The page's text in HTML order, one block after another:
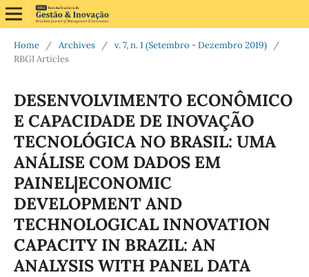
Home / Archives / v. 7, n. 1 (Setembro - Dezembro 2019)
/
RBGI Articles
DESENVOLVIMENTO ECONÔMICO
E CAPACIDADE DE INOVAÇÃO
TECNOLÓGICA NO BRASIL: UMA
ANÁLISE COM DADOS EM
PAINEL|ECONOMIC
DEVELOPMENT AND
TECHNOLOGICAL INNOVATION
CAPACITY IN BRAZIL: AN
ANALYSIS WITH PANEL DATA